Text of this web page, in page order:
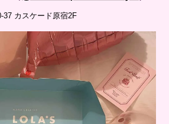
37 カスケード原宿2F